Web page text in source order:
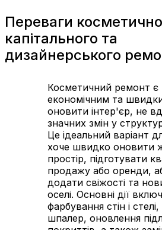
Переваги
капітального та
дизайнерського
Косметичний ремонт є
економічним та
оновити інтер'єр, не
значних змін у
Це ідеальний варіант
хоче швидко оновити
простір, підготувати
продажу або оренди,
додати свіжості та
оселі. Основні дії
фарбування стін і стелі,
шпалер, оновлення